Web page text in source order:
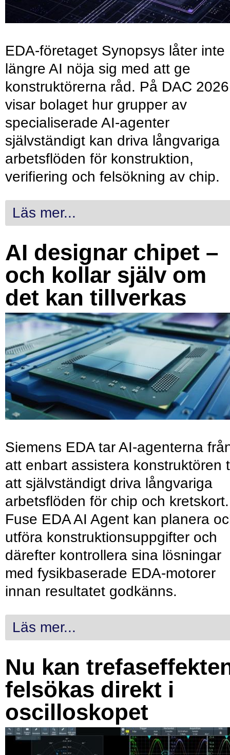
EDA-företaget Synopsys låter inte
längre AI nöja sig med att ge
konstruktörerna råd. På DAC 2026
visar bolaget hur grupper av
specialiserade AI-agenter
självständigt kan driva långvariga
arbetsflöden för konstruktion,
verifiering och felsökning av chip.
Läs mer...
AI designar chipet –
och kollar själv om
det kan tillverkas
Siemens EDA tar AI-agenterna
att enbart assistera konstruktören
att självständigt driva långvariga
arbetsflöden för chip och kretskort.
Fuse EDA AI Agent kan planera
utföra konstruktionsuppgifter och
därefter kontrollera sina lösningar
med fysikbaserade EDA-motorer
innan resultatet godkänns.
Läs mer...
Nu kan
felsökas direkt i
oscilloskopet